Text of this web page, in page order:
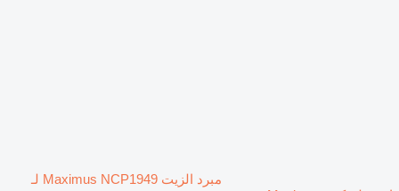
مبرد الزيت Maximus NCP1949 لـ